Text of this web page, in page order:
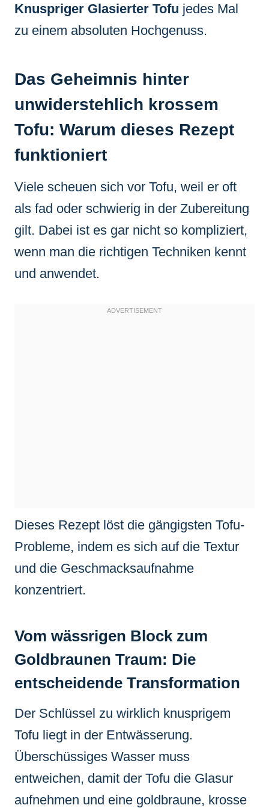
Knuspriger Glasierter Tofu jedes Mal
zu einem absoluten Hochgenuss.
Das Geheimnis hinter
unwiderstehlich krossem
Tofu: Warum dieses Rezept
funktioniert
Viele scheuen sich vor Tofu, weil er oft
als fad oder schwierig in der Zubereitung
gilt. Dabei ist es gar nicht so kompliziert,
wenn man die richtigen Techniken kennt
und anwendet.
Dieses Rezept löst die gängigsten Tofu-
Probleme, indem es sich auf die Textur
und die Geschmacksaufnahme
konzentriert.
Vom wässrigen Block zum
Goldbraunen Traum: Die
entscheidende Transformation
Der Schlüssel zu wirklich knusprigem
Tofu liegt in der Entwässerung.
Überschüssiges Wasser muss
entweichen, damit der Tofu die Glasur
aufnehmen und eine goldbraune, krosse